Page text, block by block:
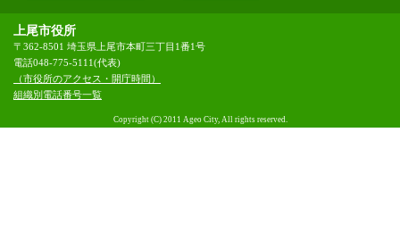
上尾市役所
〒362-8501 埼玉県上尾市本町三丁目1番1号
電話048-775-5111(代表)
（市役所のアクセス・開庁時間）
組織別電話番号一覧
Copyright (C) 2011 Ageo City, All rights reserved.